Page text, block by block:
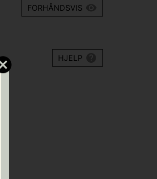
FORHÅNDSVIS
HJELP